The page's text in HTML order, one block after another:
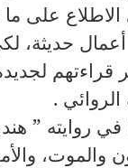
على
حديثة،
قراءتهم
.
في روايته ”
والموت،